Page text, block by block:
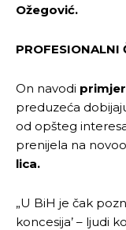
Ožegović.
PROFESIONALNI
On navodi
preduzeća
od opšteg
prenijela na
lica.
„U BiH je čak
koncesija’ – ljudi